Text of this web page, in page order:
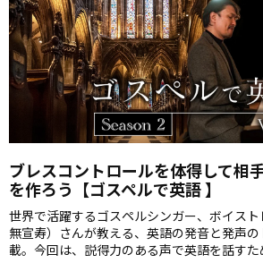
ブレスコントロールを体得して相
を作ろう【ゴスペルで英語 】
世界で活躍するゴスペルシンガー、ボイス
無宣寿）さんが教える、英語の発音と発声
載。今回は、説得力のある声で英語を話す